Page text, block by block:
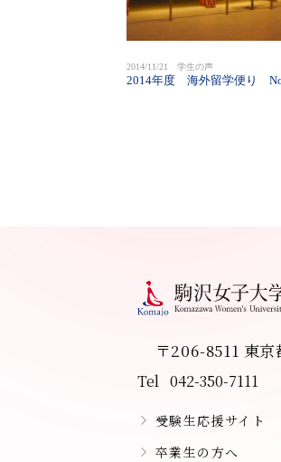
2014/11/21 学生の声
2014年度 海外留学便り
〒206-8511 東
Tel 042-350-7111
受験生応援サイト
卒業生の方へ